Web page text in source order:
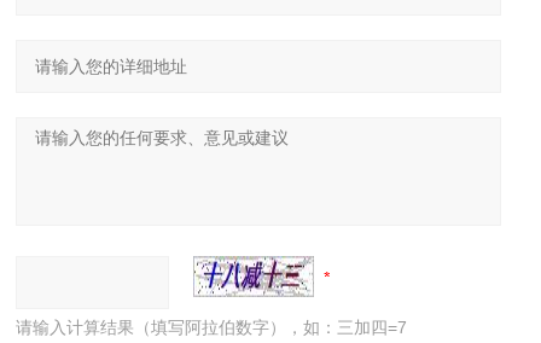
请输入计算结果（填写阿拉伯数字），如：三加四=7